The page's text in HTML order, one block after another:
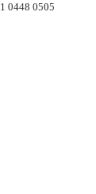
0448 0505